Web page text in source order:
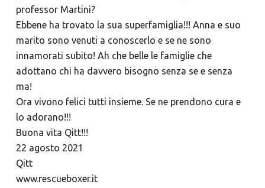
professor Martini?
Ebbene ha trovato la sua superfamiglia!!! Anna e suo
marito sono venuti a conoscerlo e se ne sono
innamorati subito! Ah che belle le famiglie che
adottano chi ha davvero bisogno senza se e senza
ma!
Ora vivono felici tutti insieme. Se ne prendono cura e
lo adorano!!!
Buona vita Qitt!!!
22 agosto 2021
Qitt
www.rescueboxer.it